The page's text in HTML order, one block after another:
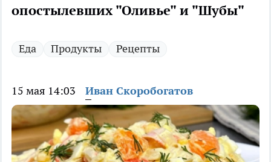
опостылевших "Оливье" и "Шубы"
Еда Продукты Рецепты
15 мая 14:03 Иван Скоробогатов